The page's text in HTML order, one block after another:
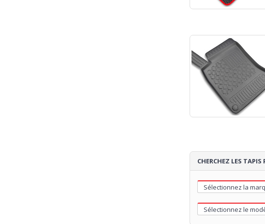
CHERCHEZ LES